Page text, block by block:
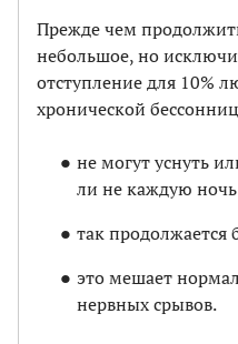
Прежде чем
небольшое, но
отступление для 10%
хронической
не могут уснуть
ли не каждую
так продолжается
это мешает
нервных срывов.